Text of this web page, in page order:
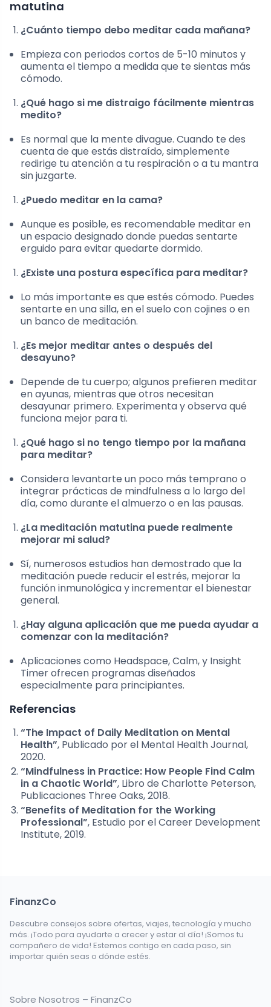
matutina
¿Cuánto tiempo debo meditar cada mañana?
Empieza con periodos cortos de 5-10 minutos y
aumenta el tiempo a medida que te sientas más
cómodo.
¿Qué hago si me distraigo fácilmente mientras
medito?
Es normal que la mente divague. Cuando te des
cuenta de que estás distraído, simplemente
redirige tu atención a tu respiración o a tu mantra
sin juzgarte.
¿Puedo meditar en la cama?
Aunque es posible, es recomendable meditar en
un espacio designado donde puedas sentarte
erguido para evitar quedarte dormido.
¿Existe una postura específica para meditar?
Lo más importante es que estés cómodo. Puedes
sentarte en una silla, en el suelo con cojines o en
un banco de meditación.
¿Es mejor meditar antes o después del
desayuno?
Depende de tu cuerpo; algunos prefieren meditar
en ayunas, mientras que otros necesitan
desayunar primero. Experimenta y observa qué
funciona mejor para ti.
¿Qué hago si no tengo tiempo por la mañana
para meditar?
Considera levantarte un poco más temprano o
integrar prácticas de mindfulness a lo largo del
día, como durante el almuerzo o en las pausas.
¿La meditación matutina puede realmente
mejorar mi salud?
Sí, numerosos estudios han demostrado que la
meditación puede reducir el estrés, mejorar la
función inmunológica y incrementar el bienestar
general.
¿Hay alguna aplicación que me pueda ayudar a
comenzar con la meditación?
Aplicaciones como Headspace, Calm, y Insight
Timer ofrecen programas diseñados
especialmente para principiantes.
Referencias
“The Impact of Daily Meditation on Mental
Health”, Publicado por el Mental Health Journal,
2020.
“Mindfulness in Practice: How People Find Calm
in a Chaotic World”, Libro de Charlotte Peterson,
Publicaciones Three Oaks, 2018.
“Benefits of Meditation for the Working
Professional”, Estudio por el Career Development
Institute, 2019.
FinanzCo
Descubre consejos sobre ofertas, viajes, tecnología y mucho
más. ¡Todo para ayudarte a crecer y estar al día! ¡Somos tu
compañero de vida! Estemos contigo en cada paso, sin
importar quién seas o dónde estés.
Sobre Nosotros – FinanzCo